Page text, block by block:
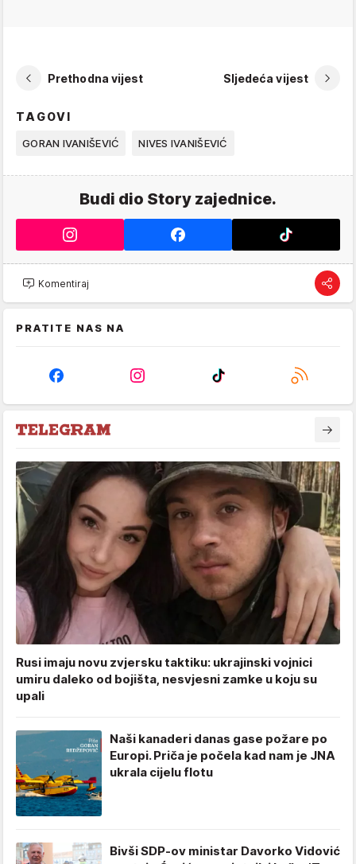
Prethodna vijest Sljedeća vijest
TAGOVI
GORAN IVANIŠEVIĆ NIVES IVANIŠEVIĆ
Budi dio Story zajednice.
Komentiraj
PRATITE NAS NA
Rusi imaju novu zvjersku taktiku: ukrajinski vojnici
umiru daleko od bojišta, nesvjesni zamke u koju su
upali
Naši kanaderi danas gase požare po
Europi. Priča je počela kad nam je JNA
ukrala cijelu flotu
Bivši SDP-ov ministar Davorko Vidović